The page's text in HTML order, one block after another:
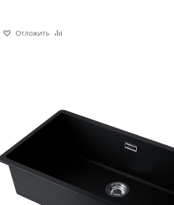
Отложить